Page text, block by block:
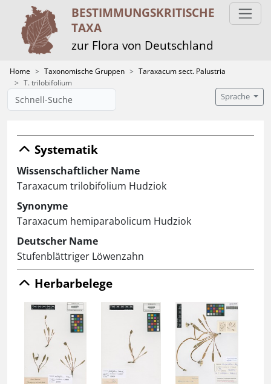
BESTIMMUNGS­KRITISCHE
TAXA
zur Flora von Deutschland
Home Taxonomische Gruppen
Taraxacum sect. Palustria
T. trilobifolium
Sprache
Systematik
Wissenschaftlicher Name
Taraxacum trilobifolium Hudziok
Synonyme
Taraxacum hemiparabolicum Hudziok
Deutscher Name
Stufenblättriger Löwenzahn
Herbarbelege